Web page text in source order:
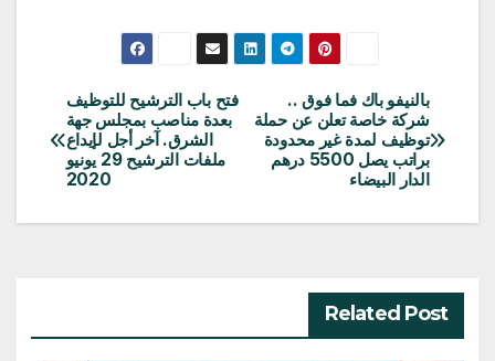
تصفّح
المقالات
فتح باب الترشيح للتوظيف
بعدة مناصب بمجلس جهة
الشرق. آخر أجل لإيداع
ملفات الترشيح 29 يونيو
2020
بالنيفو باك فما فوق ..
شركة خاصة تعلن عن حملة
توظيف لمدة غير محدودة
براتب يصل 5500 درهم
الدار البيضاء
Related Post